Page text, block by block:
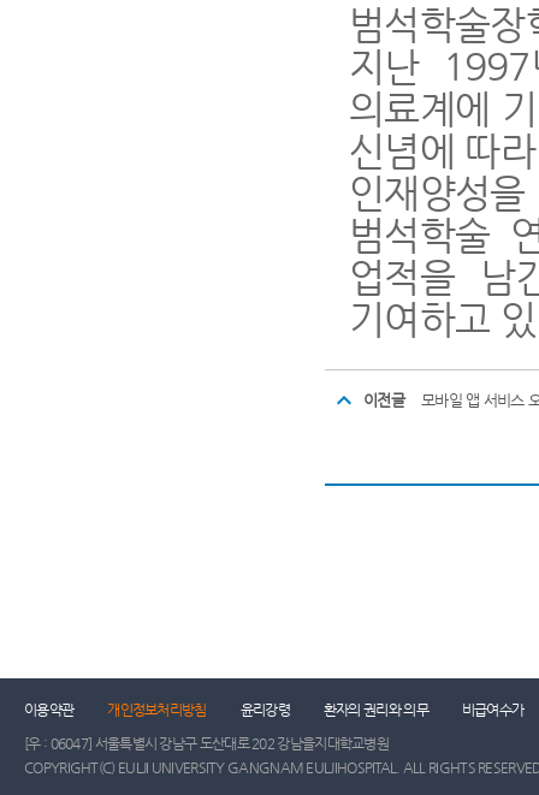
범석학술
지난
의료계에
신념에 따
인재양성
범석학술
업적을 남
기여하고
이전글 모바일 앱 서비스
이용약관 개인정보처리방침 윤리강령 환자의 권리와 의무
비급여수가
[우 : 06047] 서울특별시 강남구 도산대로 202 강남을지대학교병원
COPYRIGHT(C) EULJI UNIVERSITY GANGNAM EULJIHOSPITAL. ALL RIGHTS